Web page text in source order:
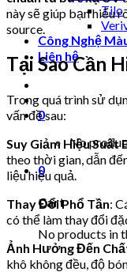
Tilo
Công Nghệ
Liên hệ
0
No
0
Cart
No products in
này sẽ giúp bạn hiểu
source.
Tại Sao Cần
Trong quá trình sử
vấn đề sau:
Suy Giảm Hiệu Suất
theo thời gian, dẫn
liệu hiệu quả.
Thay Đổi Phổ Tần:
có thể làm thay đổi
Ảnh Hưởng Đến
khô không đều, độ